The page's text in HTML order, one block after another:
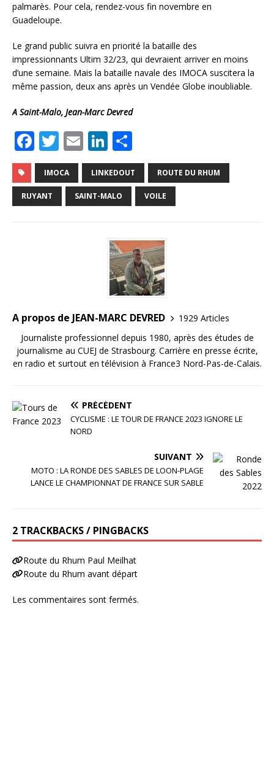
palmarès. Pour cela, rendez-vous fin novembre en
Guadeloupe.
Le grand public suivra en priorité la bataille des
impressionnants Ultim 32/23, qui devraient arriver en moins
d’une semaine. Mais la bataille navale des IMOCA suscitera la
même passion, deux ans après un Vendée Globe inoubliable.
A Saint-Malo, Jean-Marc Devred
F
a
c
e
T
w
it
te
E
m
ai
l
Li
n
k
e
n
ar
ta
g
r
IMOCA LINKEDOUT ROUTE DU RHUM
RUYANT SAINT-MALO VOILE
A propos de JEAN-MARC DEVRED
1929 Articles
Journaliste professionnel depuis 1980, après des études de
journalisme au CUEJ de Strasbourg. Carrière en presse écrite,
en radio et surtout en télévision à France3 Nord-Pas-de-Calais.
PRÉCÉDENT
CYCLISME : LE TOUR DE FRANCE 2023 IGNORE LE
NORD
SUIVANT
MOTO : LA RONDE DES SABLES DE LOON-PLAGE
LANCE LE CHAMPIONNAT DE FRANCE SUR SABLE
2 TRACKBACKS / PINGBACKS
Route du Rhum Paul Meilhat
Route du Rhum avant départ
Les commentaires sont fermés.